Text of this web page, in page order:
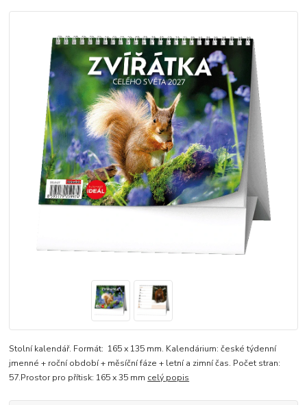
Stolní kalendář. Formát: 165 x 135 mm. Kalendárium: české týdenní
jmenné + roční období + měsíční fáze + letní a zimní čas. Počet stran:
57.Prostor pro přítisk: 165 x 35 mm celý popis